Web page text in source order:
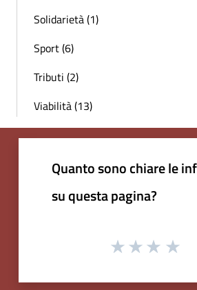
Solidarietà (1)
Sport (6)
Tributi (2)
Viabilità (13)
Quanto sono chiare le
su questa pagina?